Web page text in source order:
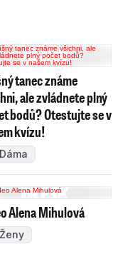
tanec známe
ale zvládnete plný
bodů? Otestujte se v
kvízu!
Dáma
Alena Mihulová
Ženy